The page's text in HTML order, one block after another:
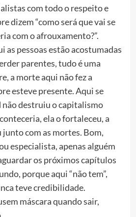
com todo o respeito e
dizem “como será que vai se
com o afrouxamento?”.
as pessoas estão acostumadas
parentes, tudo é uma
a morte aqui não fez a
esteve presente. Aqui se
não destruiu o capitalismo
ela o fortaleceu, a
com as mortes. Bom,
especialista, apenas alguém
os próximos capítulos
porque aqui “não tem”,
teve credibilidade.
máscara quando sair,